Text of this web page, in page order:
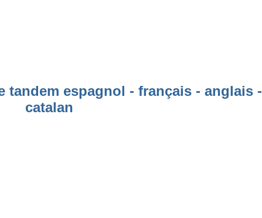
tandem espagnol - français - anglais -
catalan